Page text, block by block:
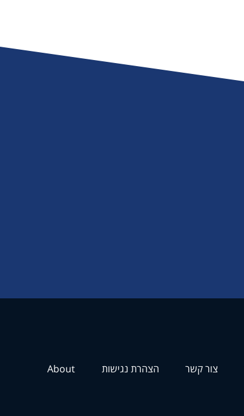
צור קשר הצהרת נגישות About